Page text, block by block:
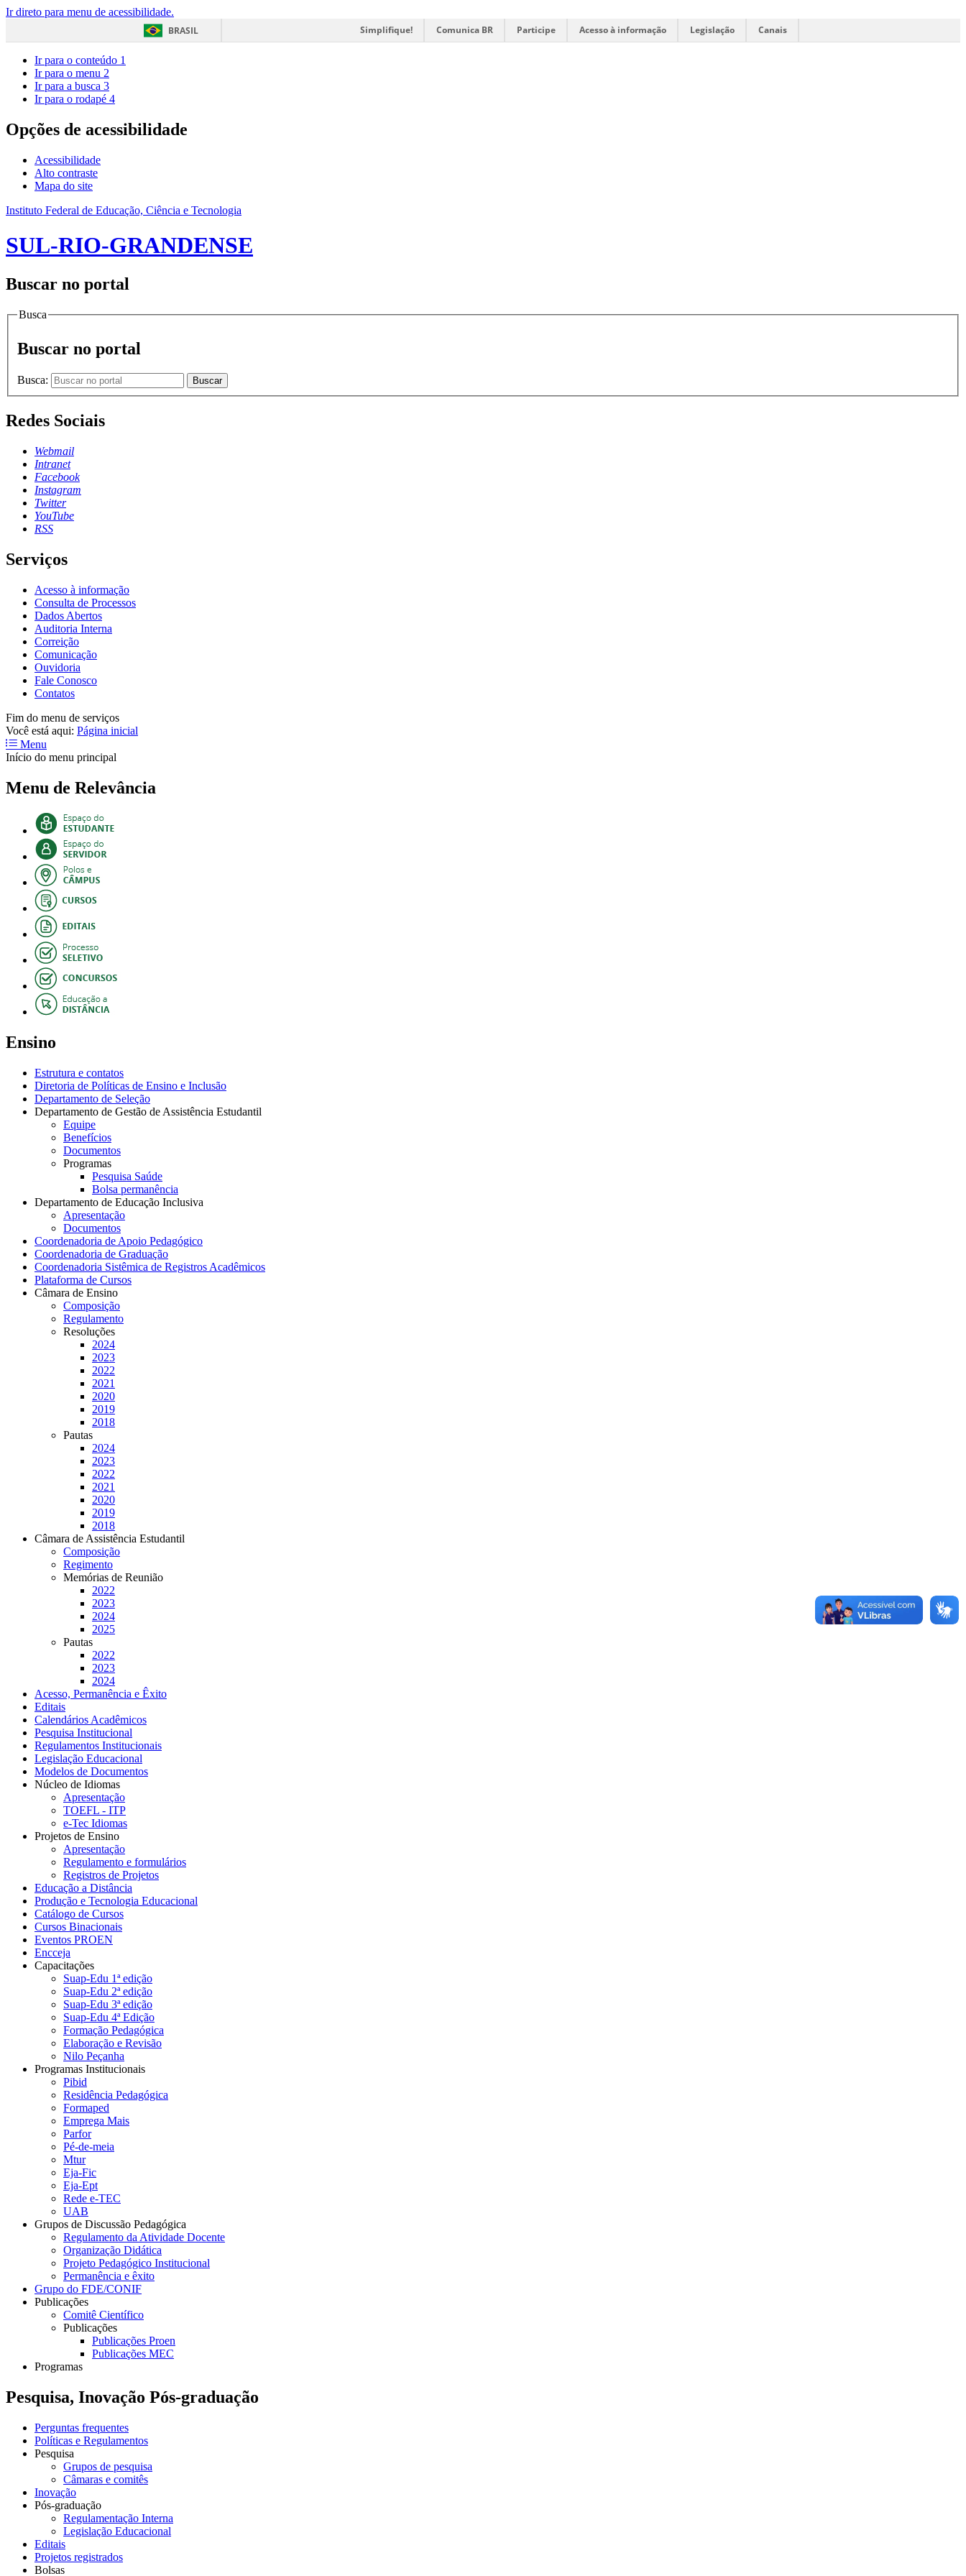
Ir direto para menu de acessibilidade.
BRASIL
Simplifique! Comunica BR Participe Acesso à informação Legislação Canais
Ir para o conteúdo 1
Ir para o menu 2
Ir para a busca 3
Ir para o rodapé 4
Opções de acessibilidade
Acessibilidade
Alto contraste
Mapa do site
Instituto Federal de Educação, Ciência e Tecnologia
SUL-RIO-GRANDENSE
Buscar no portal
Busca
Buscar no portal
Busca: Buscar
Redes Sociais
Webmail
Intranet
Facebook
Instagram
Twitter
YouTube
RSS
Serviços
Acesso à informação
Consulta de Processos
Dados Abertos
Auditoria Interna
Correição
Comunicação
Ouvidoria
Fale Conosco
Contatos
Fim do menu de serviços
Você está aqui: Página inicial
Menu
Início do menu principal
Menu de Relevância
Ensino
Estrutura e contatos
Diretoria de Políticas de Ensino e Inclusão
Departamento de Seleção
Departamento de Gestão de Assistência Estudantil
Equipe
Benefícios
Documentos
Programas
Pesquisa Saúde
Bolsa permanência
Departamento de Educação Inclusiva
Apresentação
Documentos
Coordenadoria de Apoio Pedagógico
Coordenadoria de Graduação
Coordenadoria Sistêmica de Registros Acadêmicos
Plataforma de Cursos
Câmara de Ensino
Composição
Regulamento
Resoluções
2024
2023
2022
2021
2020
2019
2018
Pautas
2024
2023
2022
2021
2020
2019
2018
Câmara de Assistência Estudantil
Composição
Regimento
Memórias de Reunião
2022
2023
2024
2025
Pautas
2022
2023
2024
Acesso, Permanência e Êxito
Editais
Calendários Acadêmicos
Pesquisa Institucional
Regulamentos Institucionais
Legislação Educacional
Modelos de Documentos
Núcleo de Idiomas
Apresentação
TOEFL - ITP
e-Tec Idiomas
Projetos de Ensino
Apresentação
Regulamento e formulários
Registros de Projetos
Educação a Distância
Produção e Tecnologia Educacional
Catálogo de Cursos
Cursos Binacionais
Eventos PROEN
Encceja
Capacitações
Suap-Edu 1ª edição
Suap-Edu 2ª edição
Suap-Edu 3ª edição
Suap-Edu 4ª Edição
Formação Pedagógica
Elaboração e Revisão
Nilo Peçanha
Programas Institucionais
Pibid
Residência Pedagógica
Formaped
Emprega Mais
Parfor
Pé-de-meia
Mtur
Eja-Fic
Eja-Ept
Rede e-TEC
UAB
Grupos de Discussão Pedagógica
Regulamento da Atividade Docente
Organização Didática
Projeto Pedagógico Institucional
Permanência e êxito
Grupo do FDE/CONIF
Publicações
Comitê Científico
Publicações
Publicações Proen
Publicações MEC
Programas
Pesquisa, Inovação Pós-graduação
Perguntas frequentes
Políticas e Regulamentos
Pesquisa
Grupos de pesquisa
Câmaras e comitês
Inovação
Pós-graduação
Regulamentação Interna
Legislação Educacional
Editais
Projetos registrados
Bolsas